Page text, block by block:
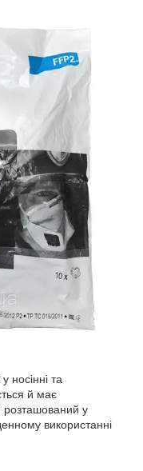
носінні та
й має
розташований у
використанні